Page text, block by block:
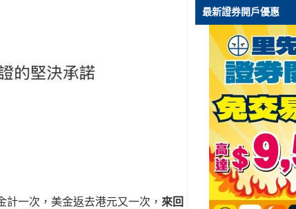
一次，美金返去港元又一次， 來回
最新證券開戶優惠